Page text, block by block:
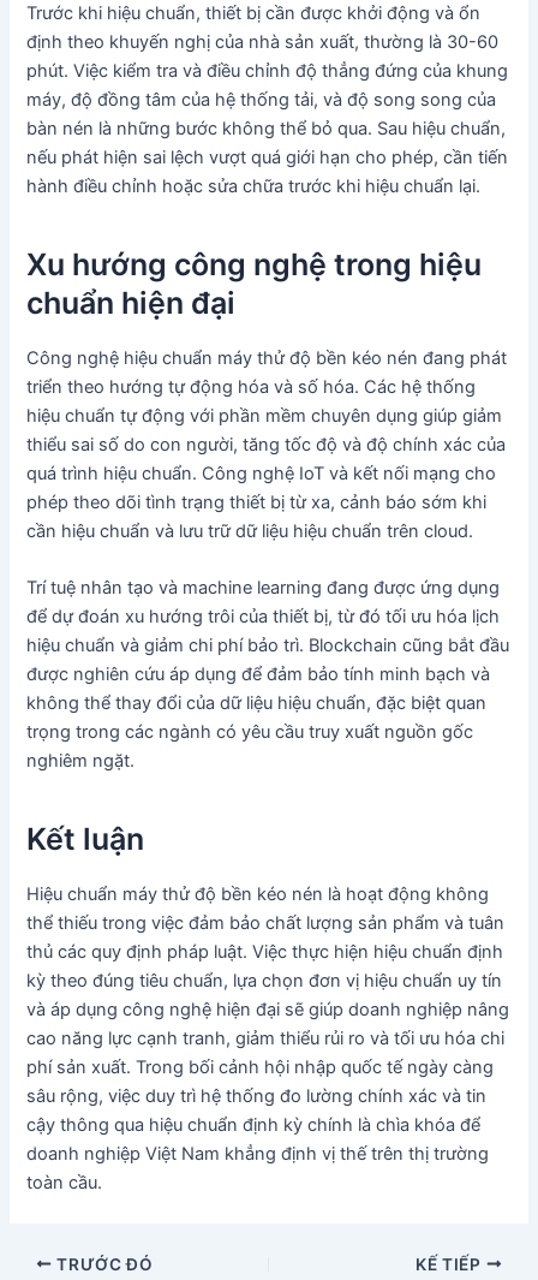
Trước khi hiệu chuẩn, thiết bị cần được khởi động và ổn
định theo khuyến nghị của nhà sản xuất, thường là 30-60
phút. Việc kiểm tra và điều chỉnh độ thẳng đứng của khung
máy, độ đồng tâm của hệ thống tải, và độ song song của
bàn nén là những bước không thể bỏ qua. Sau hiệu chuẩn,
nếu phát hiện sai lệch vượt quá giới hạn cho phép, cần tiến
hành điều chỉnh hoặc sửa chữa trước khi hiệu chuẩn lại.
Xu hướng công nghệ trong hiệu
chuẩn hiện đại
Công nghệ hiệu chuẩn máy thử độ bền kéo nén đang phát
triển theo hướng tự động hóa và số hóa. Các hệ thống
hiệu chuẩn tự động với phần mềm chuyên dụng giúp giảm
thiểu sai số do con người, tăng tốc độ và độ chính xác của
quá trình hiệu chuẩn. Công nghệ IoT và kết nối mạng cho
phép theo dõi tình trạng thiết bị từ xa, cảnh báo sớm khi
cần hiệu chuẩn và lưu trữ dữ liệu hiệu chuẩn trên cloud.
Trí tuệ nhân tạo và machine learning đang được ứng dụng
để dự đoán xu hướng trôi của thiết bị, từ đó tối ưu hóa lịch
hiệu chuẩn và giảm chi phí bảo trì. Blockchain cũng bắt đầu
được nghiên cứu áp dụng để đảm bảo tính minh bạch và
không thể thay đổi của dữ liệu hiệu chuẩn, đặc biệt quan
trọng trong các ngành có yêu cầu truy xuất nguồn gốc
nghiêm ngặt.
Kết luận
Hiệu chuẩn máy thử độ bền kéo nén là hoạt động không
thể thiếu trong việc đảm bảo chất lượng sản phẩm và tuân
thủ các quy định pháp luật. Việc thực hiện hiệu chuẩn định
kỳ theo đúng tiêu chuẩn, lựa chọn đơn vị hiệu chuẩn uy tín
và áp dụng công nghệ hiện đại sẽ giúp doanh nghiệp nâng
cao năng lực cạnh tranh, giảm thiểu rủi ro và tối ưu hóa chi
phí sản xuất. Trong bối cảnh hội nhập quốc tế ngày càng
sâu rộng, việc duy trì hệ thống đo lường chính xác và tin
cậy thông qua hiệu chuẩn định kỳ chính là chìa khóa để
doanh nghiệp Việt Nam khẳng định vị thế trên thị trường
toàn cầu.
Điều TRƯỚC ĐÓ KẾ TIẾP